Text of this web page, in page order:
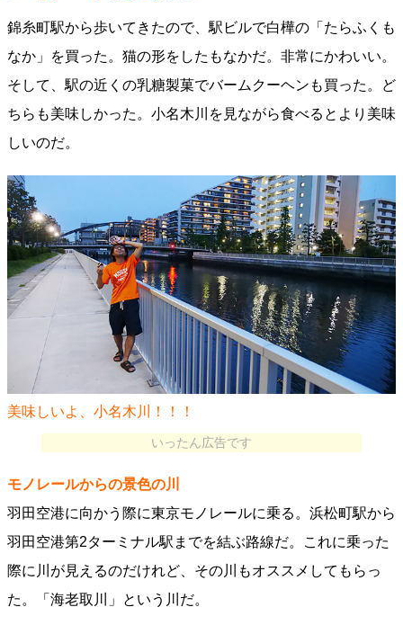
錦糸町駅から歩いてきたので、駅ビルで白樺の「たらふくも
なか」を買った。猫の形をしたもなかだ。非常にかわいい。
そして、駅の近くの乳糖製菓でバームクーヘンも買った。ど
ちらも美味しかった。小名木川を見ながら食べるとより美味
しいのだ。
美味しいよ、小名木川！！！
いったん広告です
モノレールからの景色の川
羽田空港に向かう際に東京モノレールに乗る。浜松町駅から
羽田空港第2ターミナル駅までを結ぶ路線だ。これに乗った
際に川が見えるのだけれど、その川もオススメしてもらっ
た。「海老取川」という川だ。